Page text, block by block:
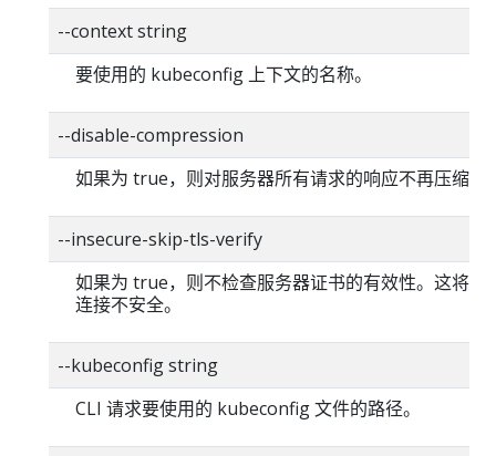
--context string
要使用的 kubeconfig 上下文的名称。
--disable-compression
如果为 true，则对服务器所有请求的响应不再压缩。
--insecure-skip-tls-verify
如果为 true，则不检查服务器证书的有效性。这将使
连接不安全。
--kubeconfig string
CLI 请求要使用的 kubeconfig 文件的路径。